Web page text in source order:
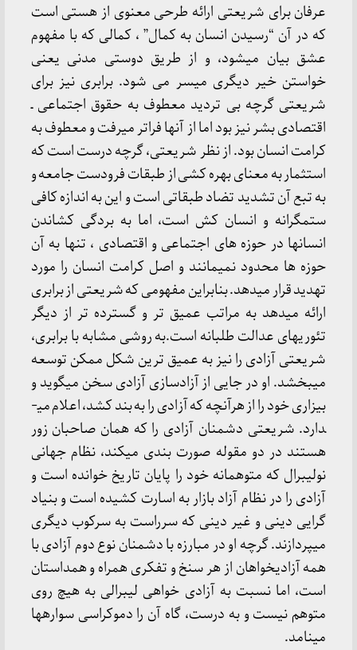
عرفان برای شریعتی ارائه طرحی معنوی از هستی است
که در آن “رسیدن انسان به کمال” ، کمالی که با مفهوم
عشق بیان می­شود، و از طریق دوستی مدنی یعنی
خواستن خیر دیگری میسر می شود. برابری نیز برای
شریعتی گرچه بی تردید معطوف به حقوق اجتماعی ـ
اقتصادی بشر نیز بود اما از آنها فراتر می­رفت و معطوف به
کرامت انسان بود. از نظر شریعتی، گرچه درست است که
استثمار به معنای بهره کشی از طبقات فرودست جامعه و
به تبع آن تشدید تضاد طبقاتی است و این به اندازه کافی
ستمگرانه و انسان کش است، اما به بردگی کشاندن
انسانها در حوزه های اجتماعی و اقتصادی ، تنها به آن
حوزه ها محدود نمی­مانند و اصل کرامت انسان را مورد
تهدید قرار می­دهد. بنابراین مفهومی که شریعتی از برابری
ارائه می­دهد به مراتب عمیق تر و گسترده تر از دیگر
تئوریهای عدالت طلبانه است.به روشی مشابه با برابری،
شریعتی آزادی را نیز به عمیق ترین شکل ممکن توسعه
می­بخشد. او در جایی از آزادسازی آزادی سخن می­گوید و
بیزاری خود را از هرآنچه که آزادی را به بند کشد، اعلام می­
دارد. شریعتی دشمنان آزادی را که همان صاحبان زور
هستند در دو مقوله صورت­ بندی می­کند، نظام جهانی
نولیبرال که متوهمانه خود را پایان تاریخ خوانده است و
آزادی را در نظام آزاد بازار به اسارت کشیده است و بنیاد
گرایی دینی و غیر دینی که سرراست به سرکوب دیگری
می­پردازند. گرچه او در مبارزه با دشمنان نوع دوم آزادی با
همه آزادیخواهان از هر سنخ و تفکری همراه و همداستان
است، اما نسبت به آزادی خواهی لیبرالی به هیچ روی
متوهم نیست و به درست، گاه آن را دموکراسی سواره­ها
می­نامد.